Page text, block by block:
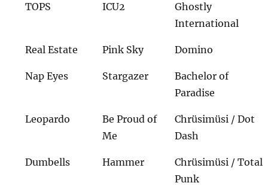
TOPS ICU2
Ghostly
International
Real Estate Pink Sky Domino
Nap Eyes Stargazer
Bachelor of
Paradise
Leopardo
Be Proud of
Me
Chrüsimüsi / Dot
Dash
Dumbells Hammer
Chrüsimüsi / Total
Punk